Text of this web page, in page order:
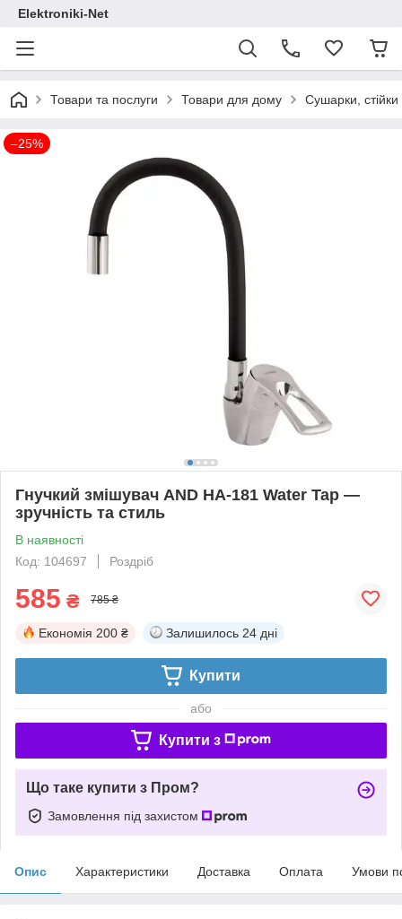
Elektroniki-Net
Товари та послуги Товари для дому Сушарки, стійки
–25%
Гнучкий змішувач AND HA-181 Water Tap —
зручність та стиль
В наявності
Код: 104697
Роздріб
585 ₴ 785 ₴
Економія 200 ₴ Залишилось 24 дні
Купити
або
Купити з
Що таке купити з Пром?
Замовлення під захистом
Опис Характеристики Доставка Оплата Умови